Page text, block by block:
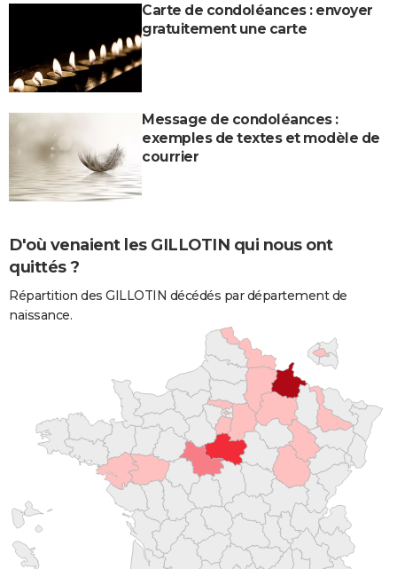
Carte de condoléances : envoyer
gratuitement une carte
Message de condoléances :
exemples de textes et modèle de
courrier
D'où venaient les GILLOTIN qui nous ont
quittés ?
Répartition des GILLOTIN décédés par département de
naissance.